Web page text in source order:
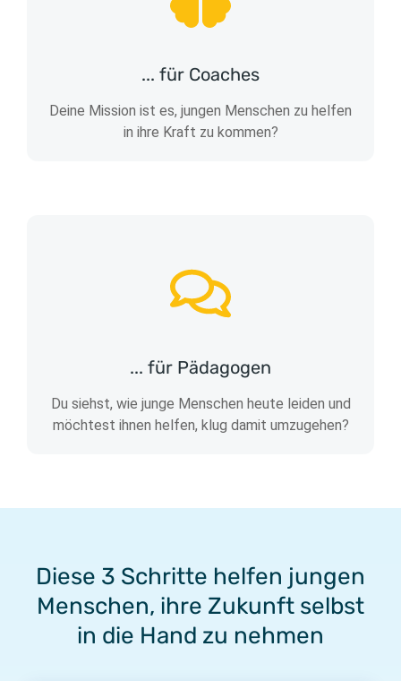
... für Coaches
Deine Mission ist es, jungen Menschen zu helfen
in ihre Kraft zu kommen?
... für Pädagogen
Du siehst, wie junge Menschen heute leiden und
möchtest ihnen helfen, klug damit umzugehen?
Diese 3 Schritte helfen jungen
Menschen, ihre Zukunft selbst
in die Hand zu nehmen